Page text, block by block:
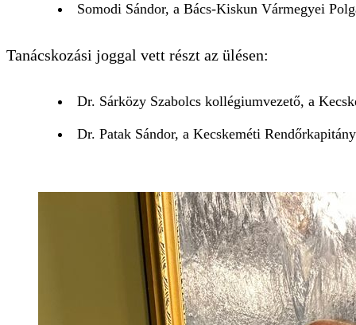
Somodi Sándor, a Bács-Kiskun Vármegyei
Tanácskozási joggal vett részt az ülésen:
Dr. Sárközy Szabolcs kollégiumvezető, a
Dr. Patak Sándor, a Kecskeméti